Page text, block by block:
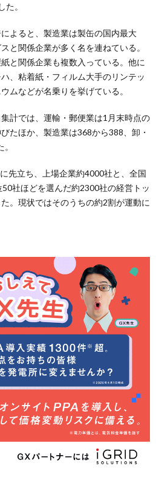
。
よると、製造業は製缶の国内最大
と関係企業が多く名を連ねている。
と関係企業も複数入っている。他に
、粘着紙・フィルム大手のリンテッ
ムなどが名乗りを挙げている。
計では、運輸・郵便業は1月末時点の
たほか、製造業は368から388、卸・
先立ち、上場企業約4000社と、全国
社ほどを選んだ約2300社の経営トッ
。現状ではそのうちの約2割が運動に